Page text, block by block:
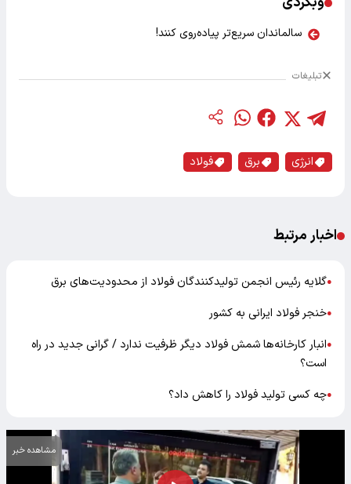
سالماندان سریع‌تر پیاده‌روی کنند!
تبلیغات
انرژی برق فولاد
اخبار مرتبط
●گلایه رئیس انجمن تولیدکنندگان فولاد از محدودیت‌های برق
●خنجر فولاد ایرانی به کشور
●انبار کارخانه‌ها شمش فولاد دیگر ظرفیت ندارد / گرانی جدید در راه
است؟
●چه کسی تولید فولاد را کاهش داد؟
مشاهده خبر